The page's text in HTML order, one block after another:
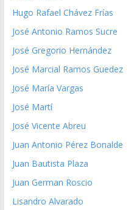
Hugo Rafael Chávez Frías
José Antonio Ramos Sucre
José Gregorio Hernández
José Marcial Ramos Guedez
José María Vargas
José Martí
José Vicente Abreu
Juan Antonio Pérez Bonalde
Juan Bautista Plaza
Juan German Roscio
Lisandro Alvarado